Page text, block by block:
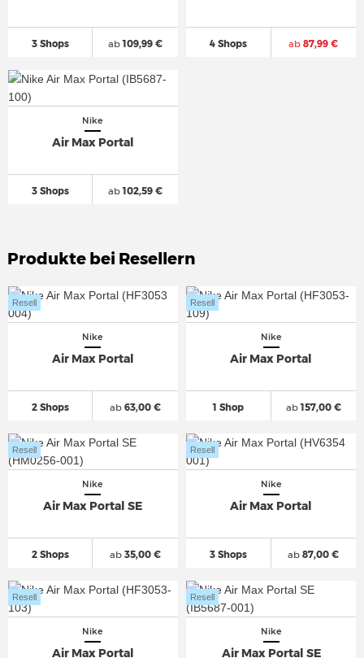
3 Shops ab109,99 € 4 Shops ab 87,99 €
Nike
Air Max Portal
3 Shops ab102,59 €
Produkte bei Resellern
Nike
Air Max Portal
2 Shops
Resell
ab63,00 €
Nike
Air Max Portal
1 Shop
Resell
ab157,00 €
Nike
Air Max Portal SE
2 Shops
Resell
ab35,00 €
Nike
Air Max Portal
3 Shops
Resell
ab 87,00 €
Nike
Air Max Portal
Resell
Nike
Air Max Portal SE
Resell